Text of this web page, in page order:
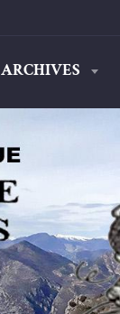
ARCHIVES